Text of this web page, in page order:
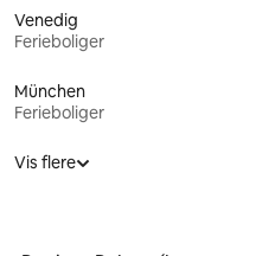
Venedig
Ferieboliger
München
Ferieboliger
Vis flere